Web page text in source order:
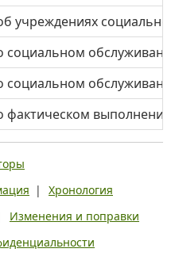
учреждениях
социальном
социальном
фактическом
|
Хронология
Изменения и поправки